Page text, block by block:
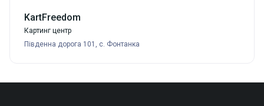
KartFreedom
Картинг центр
Південна дорога 101, с. Фонтанка